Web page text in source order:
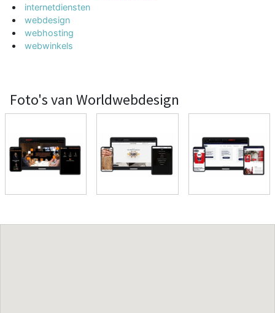
internetdiensten
webdesign
webhosting
webwinkels
Foto's van Worldwebdesign